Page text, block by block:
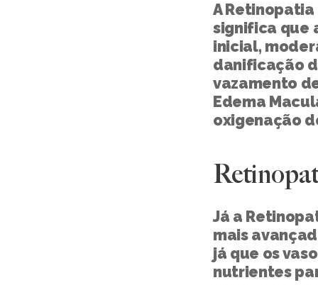
A
significa que
inicial,
danificação
vazamento
Edema
oxigenação
Já a
mais
já que os
nutrientes